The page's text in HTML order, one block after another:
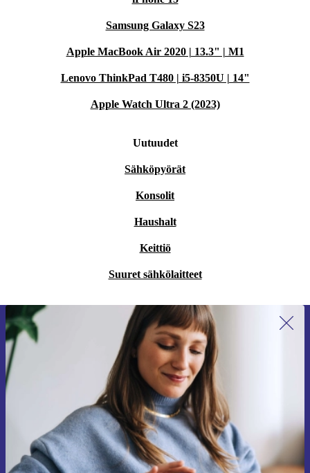
Samsung Galaxy S23
Apple MacBook Air 2020 | 13.3" | M1
Lenovo ThinkPad T480 | i5-8350U | 14"
Apple Watch Ultra 2 (2023)
Uutuudet
Sähköpyörät
Konsolit
Haushalt
Keittiö
Suuret sähkölaitteet
Liity ensimmäistä kertaa uutiskirjeen
tilaajaksi ja säästä 15 €!
Älä missaa enää yhtäkään tarjousta.
Pyydä etukuponki
Lisätietoja henkilötietojen käytöstä löydättietosuojaselosteestamme.